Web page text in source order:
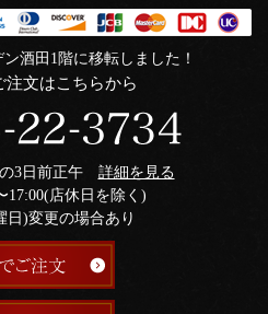
酒田1階に移転しました！
注文はこちらから
3日前正午 詳細を見る
17:00(店休日を除く)
)変更の場合あり